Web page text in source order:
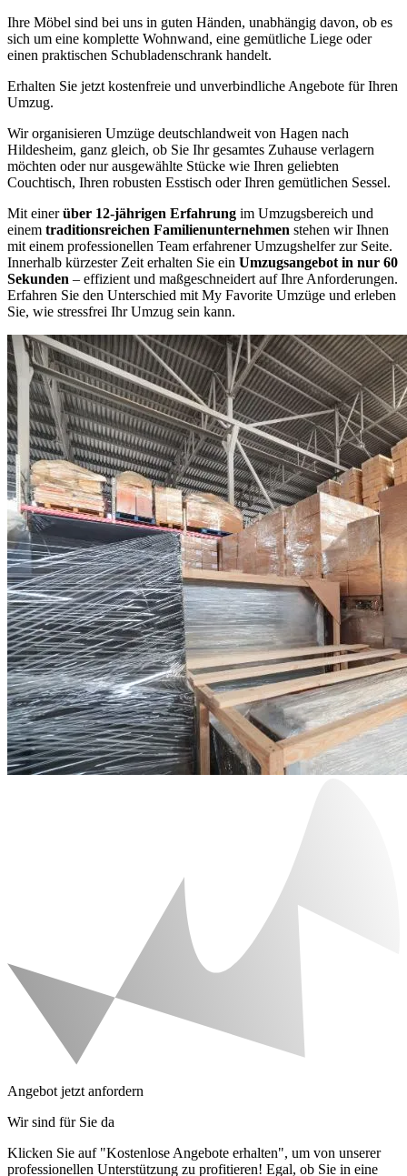
Ihre Möbel sind bei uns in guten Händen, unabhängig davon, ob es
sich um eine komplette Wohnwand, eine gemütliche Liege oder
einen praktischen Schubladenschrank handelt.
Erhalten Sie jetzt kostenfreie und unverbindliche Angebote für Ihren
Umzug.
Wir organisieren Umzüge deutschlandweit von Hagen nach
Hildesheim, ganz gleich, ob Sie Ihr gesamtes Zuhause verlagern
möchten oder nur ausgewählte Stücke wie Ihren geliebten
Couchtisch, Ihren robusten Esstisch oder Ihren gemütlichen Sessel.
Mit einerüber 12-jährigen Erfahrung im Umzugsbereich und
einem traditionsreichen Familienunternehmen stehen wir Ihnen
mit einem professionellen Team erfahrener Umzugshelfer zur Seite.
Innerhalb kürzester Zeit erhalten Sie ein Umzugsangebot in nur 60
Sekunden – effizient und maßgeschneidert auf Ihre Anforderungen.
Erfahren Sie den Unterschied mit My Favorite Umzüge und erleben
Sie, wie stressfrei Ihr Umzug sein kann.
Angebot jetzt anfordern
Wir sind für Sie da
Klicken Sie auf "Kostenlose Angebote erhalten", um von unserer
professionellen Unterstützung zu profitieren! Egal, ob Sie in eine